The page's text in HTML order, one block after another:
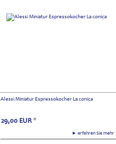
Alessi Miniatur Espressokocher La conica
► erfahren Sie
29,00 EUR *